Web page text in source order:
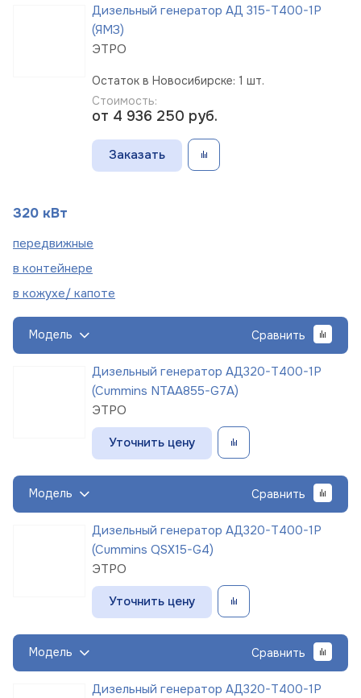
Дизельный генератор АД 315-Т400-1Р
(ЯМЗ)
ЭТРО
Остаток в Новосибирске: 1 шт.
Стоимость:
от 4 936 250 руб.
Заказать
320 кВт
передвижные
в контейнере
в кожухе/ капоте
Модель Сравнить
Дизельный генератор АД320-Т400-1Р
(Cummins NTAA855-G7A)
ЭТРО
Уточнить цену
Модель Сравнить
Дизельный генератор АД320-Т400-1Р
(Cummins QSX15-G4)
ЭТРО
Уточнить цену
Модель Сравнить
Дизельный генератор АД320-Т400-1Р